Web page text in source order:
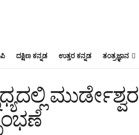
ದಕ್ಷಿಣ ಕನ್ನಡ ಉತ್ತರ ಕನ್ನಡ ತಂತ್ರಜ್ಞಾನ
ಮುರ್ಡೇಶ್ವರ